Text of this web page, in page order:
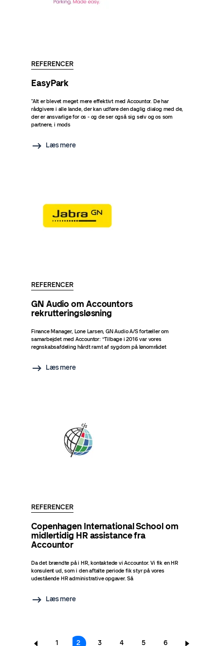
REFERENCER
EasyPark
"Alt er blevet meget mere effektivt med Accountor. De har
rådgivere i alle lande, der kan udføre den daglig dialog med de,
der er ansvarlige for os - og de ser også sig selv og os som
partnere, i mods
Læs mere
REFERENCER
GN Audio om Accountors
rekrutteringsløsning
Finance Manager, Lone Larsen, GN Audio A/S fortæller om
samarbejdet med Accountor: ”Tilbage i 2016 var vores
regnskabsafdeling hårdt ramt af sygdom på lønområdet
Læs mere
REFERENCER
Copenhagen International School om
midlertidig HR assistance fra
Accountor
Da det brændte på i HR, kontaktede vi Accountor. Vi fik en HR
konsulent ud, som i den aftalte periode fik styr på vores
udestående HR administrative opgaver. Så
Læs mere
Sideinddeling Page
1
Nuværende
2 Page
3 Page
4 Page
5 Page
6